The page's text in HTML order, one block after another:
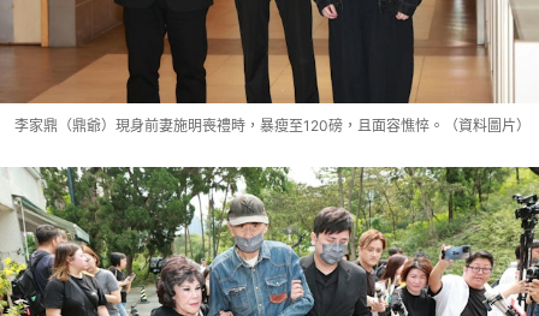
李家鼎（鼎爺）現身前妻施明喪禮時，暴瘦至120磅，且面容憔悴。（資料圖片）